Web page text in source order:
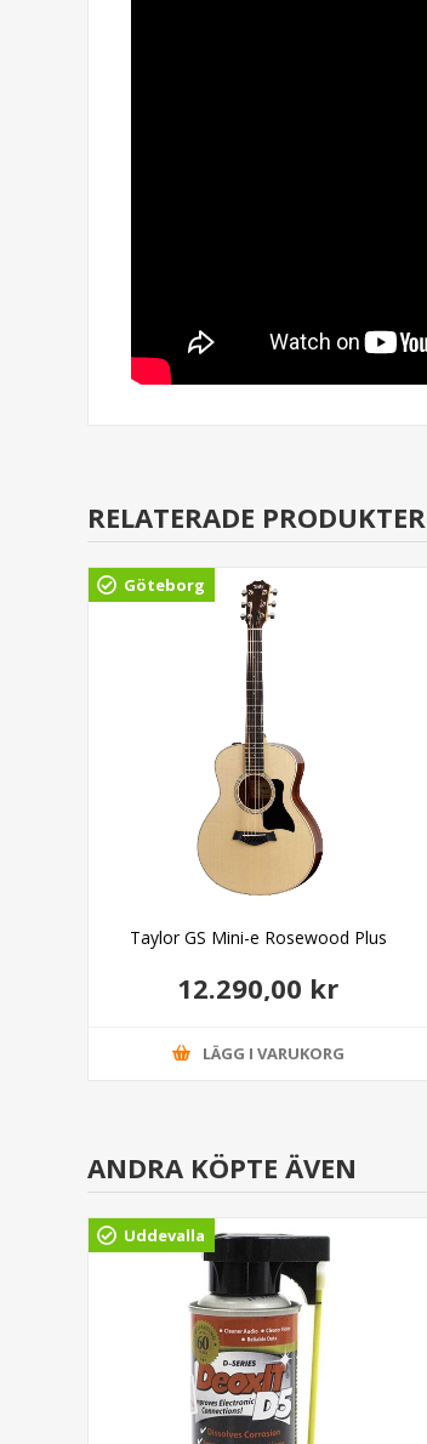
RELATERADE PRODUKTER
Göteborg
Taylor GS Mini-e Rosewood Plus
12.290,00 kr
LÄGG I VARUKORG
ANDRA KÖPTE ÄVEN
Uddevalla